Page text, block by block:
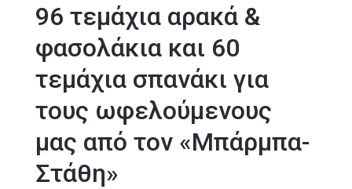
96 τεμάχια αρακά &
φασολάκια και 60
τεμάχια σπανάκι για
τους ωφελούμενους
μας από τον «Μπάρμπα-
Στάθη»